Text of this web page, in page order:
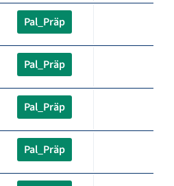
Pal_Präp
Pal_Präp
Pal_Präp
Pal_Präp